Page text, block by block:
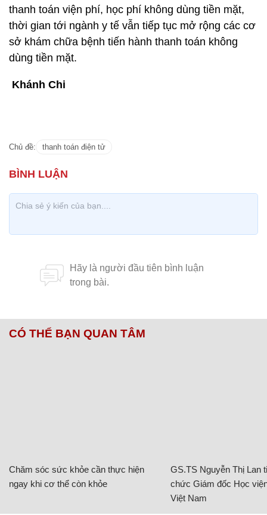
thanh toán viện phí, học phí không dùng tiền mặt,
thời gian tới ngành y tế vẫn tiếp tục mở rộng các cơ
sở khám chữa bệnh tiến hành thanh toán không
dùng tiền mặt.
Khánh Chi
Chủ đề: thanh toán điện tử
CÓ THỂ BẠN QUAN TÂM
Chăm sóc sức khỏe cần thực hiện
ngay khi cơ thể còn khỏe
GS.TS Nguyễn Thị Lan
chức Giám đốc Học
Việt Nam